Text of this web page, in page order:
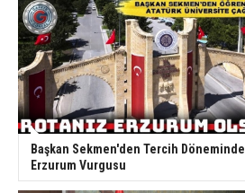
Başkan Sekmen'den Tercih Döneminde
Erzurum Vurgusu